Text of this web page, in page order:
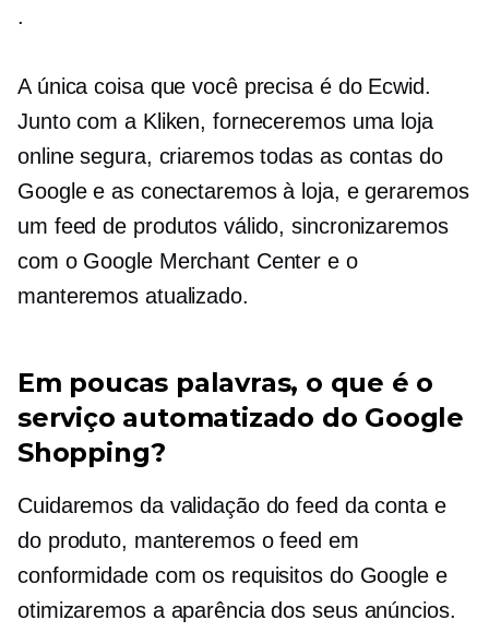
.
A única coisa que você precisa é do Ecwid.
Junto com a Kliken, forneceremos uma loja
online segura, criaremos todas as contas do
Google e as conectaremos à loja, e geraremos
um feed de produtos válido, sincronizaremos
com o Google Merchant Center e o
manteremos atualizado.
Em poucas palavras, o que é o
serviço automatizado do Google
Shopping?
Cuidaremos da validação do feed da conta e
do produto, manteremos o feed em
conformidade com os requisitos do Google e
otimizaremos a aparência dos seus anúncios.